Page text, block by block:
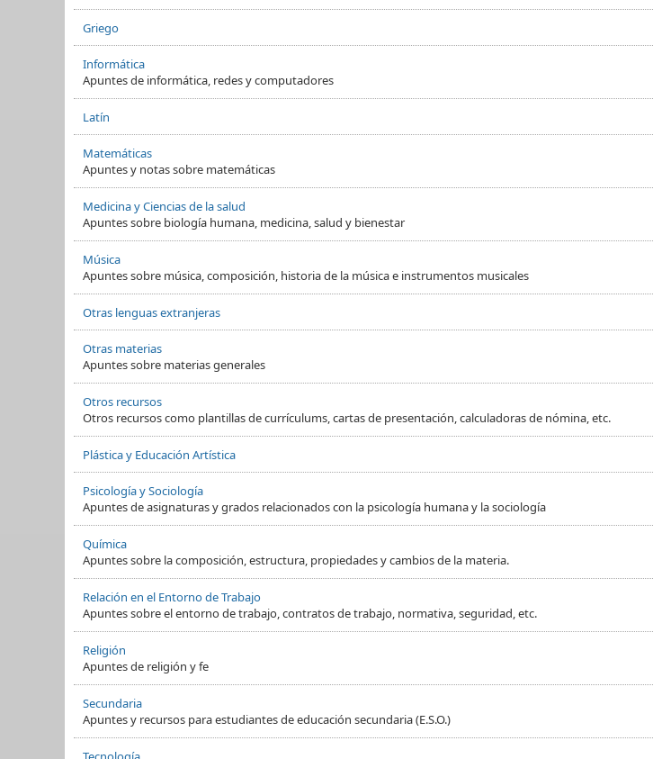
Griego
Informática
Apuntes de informática, redes y computadores
Latín
Matemáticas
Apuntes y notas sobre matemáticas
Medicina y Ciencias de la salud
Apuntes sobre biología humana, medicina, salud y bienestar
Música
Apuntes sobre música, composición, historia de la música e instrumentos musicales
Otras lenguas extranjeras
Otras materias
Apuntes sobre materias generales
Otros recursos
Otros recursos como plantillas de currículums, cartas de presentación, calculadoras de nómina, etc.
Plástica y Educación Artística
Psicología y Sociología
Apuntes de asignaturas y grados relacionados con la psicología humana y la sociología
Química
Apuntes sobre la composición, estructura, propiedades y cambios de la materia.
Relación en el Entorno de Trabajo
Apuntes sobre el entorno de trabajo, contratos de trabajo, normativa, seguridad, etc.
Religión
Apuntes de religión y fe
Secundaria
Apuntes y recursos para estudiantes de educación secundaria (E.S.O.)